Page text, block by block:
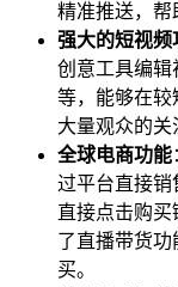
精准推送，帮
强大的短视频
创意工具编辑
等，能够在较
大量观众的关
全球电商功能
过平台直接销
直接点击购
了直播带货
买。